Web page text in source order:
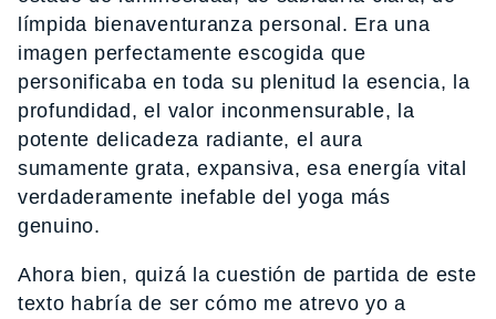
límpida bienaventuranza personal. Era una
imagen perfectamente escogida que
personificaba en toda su plenitud la esencia, la
profundidad, el valor inconmensurable, la
potente delicadeza radiante, el aura
sumamente grata, expansiva, esa energía vital
verdaderamente inefable del yoga más
genuino.
Ahora bien, quizá la cuestión de partida de este
texto habría de ser cómo me atrevo yo a